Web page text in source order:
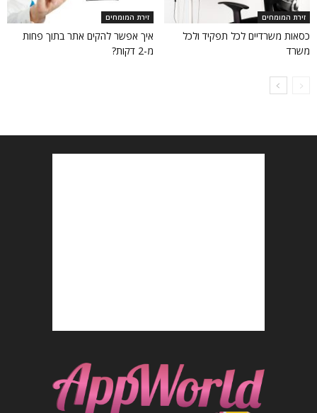
זירת המומחים
כסאות משרדיים לכל תפקיד ולכל
משרד
זירת המומחים
איך אפשר להקים אתר בתוך פחות
מ-2 דקות?